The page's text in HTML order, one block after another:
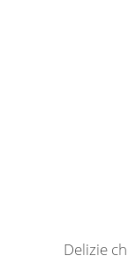
Delizie